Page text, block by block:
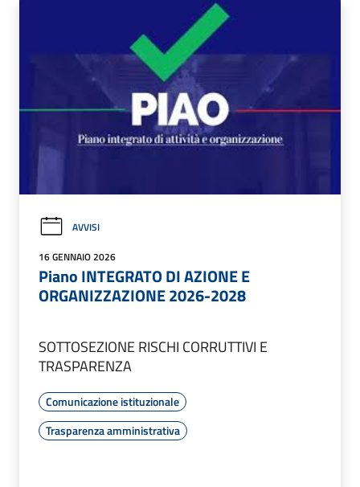
AVVISI
16 GENNAIO 2026
Piano INTEGRATO DI AZIONE E
ORGANIZZAZIONE 2026-2028
SOTTOSEZIONE RISCHI CORRUTTIVI E
TRASPARENZA
Comunicazione istituzionale
Trasparenza amministrativa